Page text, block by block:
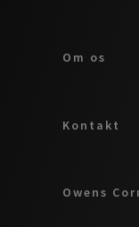
Om os
Kontakt
Owens